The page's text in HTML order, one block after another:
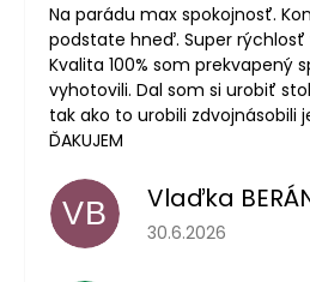
Na parádu max spokojnosť.
podstate hneď. Super rýchlosť
Kvalita 100% som prekvapený
vyhotovili. Dal som si urobiť
tak ako to urobili zdvojnásobili
ĎAKUJEM
VB Vlaďka
Hodnocení
30.6.2026